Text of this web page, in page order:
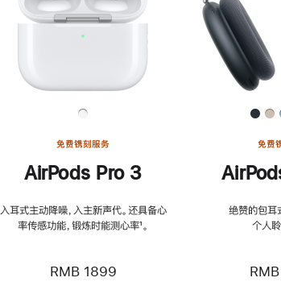
免费镌刻服务
AirPods Pro 3
入耳式主动降噪，入主新声代。还具备心
率传感功能，锻炼时能测心率脚
¹。
RMB 1899
免费
绝赞的包耳
个人聆